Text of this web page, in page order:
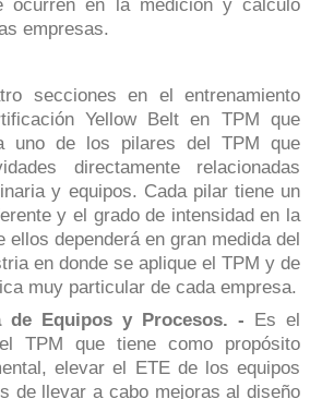
ocurren en la medición y cálculo
empresas.
secciones en el entrenamiento
Yellow Belt en TPM que
uno de los pilares del TPM que
directamente relacionadas
y equipos. Cada pilar tiene un
y el grado de intensidad en la
ellos dependerá en gran medida del
en donde se aplique el TPM y de
muy particular de cada empresa.
de Equipos y Procesos. - Es el
TPM que tiene como propósito
elevar el ETE de los equipos
de llevar a cabo mejoras al diseño